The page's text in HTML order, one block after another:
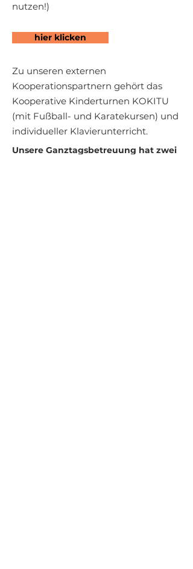
nutzen!)
hier klicken
Zu unseren externen
Kooperationspartnern gehört das
Kooperative Kinderturnen KOKITU
(mit Fußball- und Karatekursen) und
individueller Klavierunterricht.
Unsere Ganztagsbetreuung hat zwei